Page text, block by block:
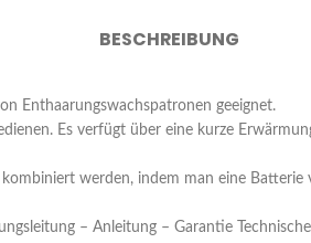
BESCHREIBUNG
Enthaarungswachspatronen geeignet.
Es verfügt über eine kurze
werden, indem man eine
– Anleitung – Garantie